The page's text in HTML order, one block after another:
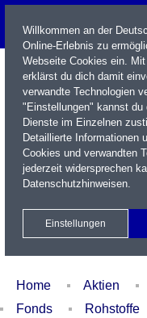
Name / WKN / ISIN / Kürzel
Xetra Realtime
Home Aktien
Fonds
Rohstoffe
Willkommen an der
Online-Erlebnis zu
Webseite Cookies ein.
erklärst du dich damit
verwandte Technologien
"Einstellungen" kannst du
Dienste im Einzelnen
Detaillierte Informationen
Cookies und verwandten
jederzeit widersprechen
Datenschutzhinweisen.
Einstellungen